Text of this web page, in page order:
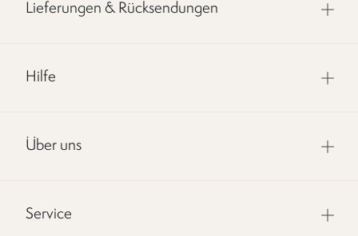
Lieferungen & Rücksendungen
Hilfe
Über uns
Service